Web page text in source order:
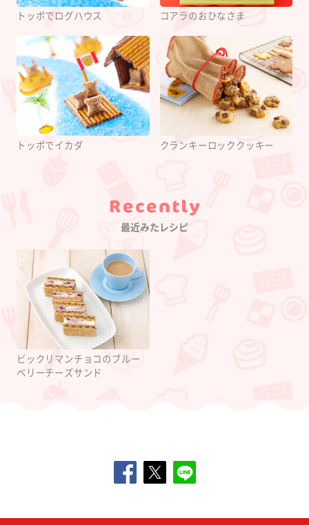
トッポでログハウス コアラのおひなさま
トッポでイカダ クランキーロッククッキー
Category
最近みたレシピ
ビックリマンチョコのブルー
ベリーチーズサンド